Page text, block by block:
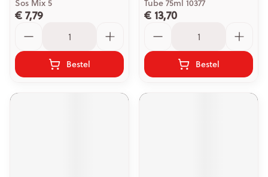
Sos Mix 5
€ 7,79
Bestel
Tube 75ml 10377
€ 13,70
Bestel